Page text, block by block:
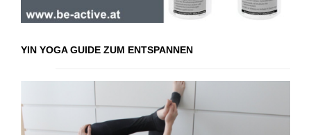
YIN YOGA GUIDE ZUM ENTSPANNEN